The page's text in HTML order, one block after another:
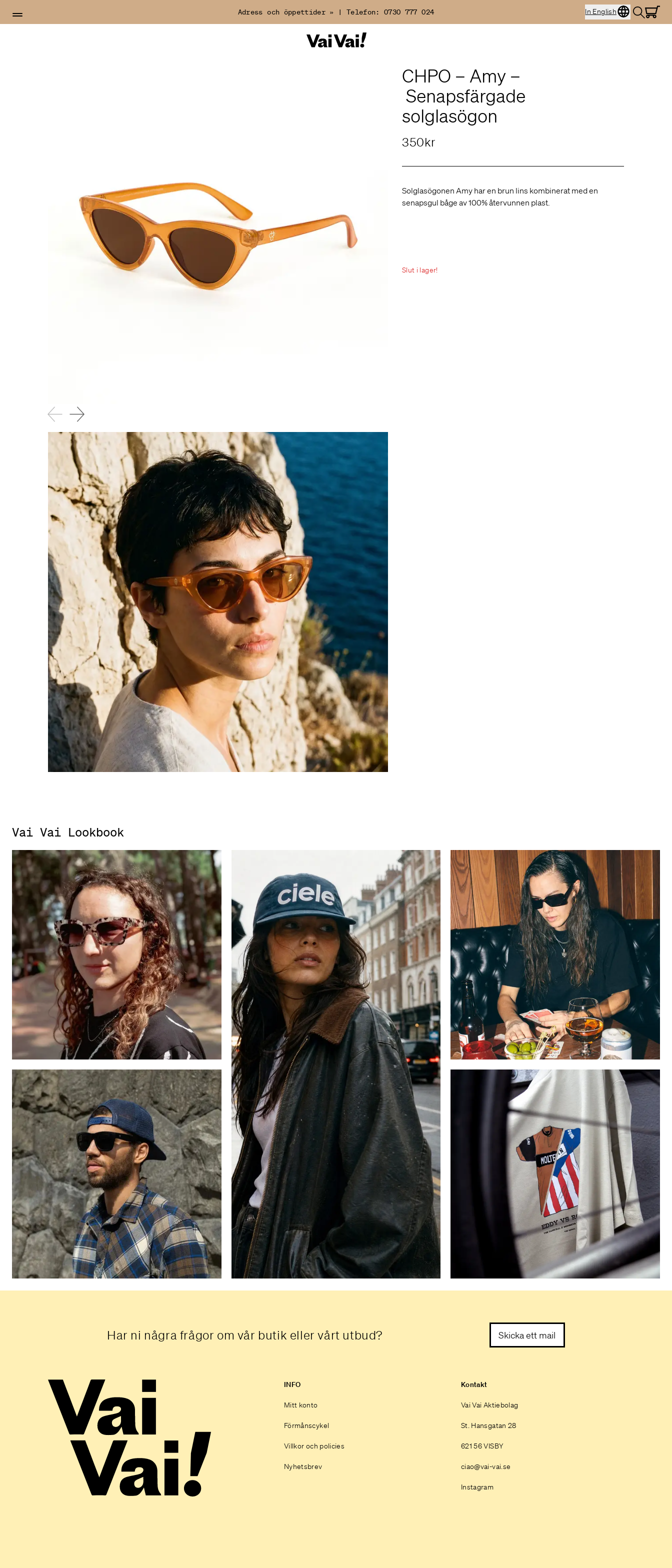
Adress och öppettider » | Telefon: 0730 777 024 In English
CHPO – Amy –
Senapsfärgade
solglasögon
350kr
Solglasögonen Amy har en brun lins kombinerat med en
senapsgul båge av 100% återvunnen plast.
Slut i lager!
Vai Vai Lookbook
Har ni några frågor om vår butik eller vårt utbud? Skicka ett mail
INFO
Mitt konto
Förmånscykel
Villkor och policies
Nyhetsbrev
Kontakt
Vai Vai Aktiebolag
St. Hansgatan 28
621 56 VISBY
ciao@vai-vai.se
Instagram